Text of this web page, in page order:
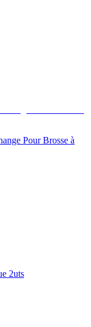
Pour Brosse à
2uts